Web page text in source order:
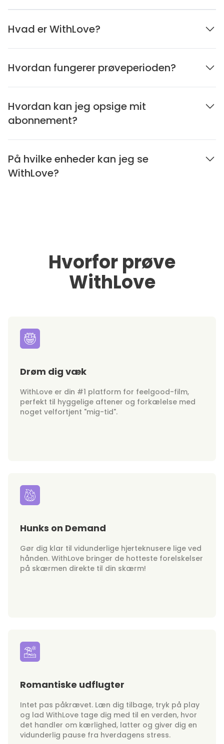
Hvad er WithLove?
Hvordan fungerer prøveperioden?
Hvordan kan jeg opsige mit
abonnement?
På hvilke enheder kan jeg se
WithLove?
Hvorfor prøve
WithLove
Drøm dig væk
WithLove er din #1 platform for feelgood-film,
perfekt til hyggelige aftener og forkælelse med
noget velfortjent "mig-tid".
Hunks on Demand
Gør dig klar til vidunderlige hjerteknusere lige ved
hånden. WithLove bringer de hotteste forelskelser
på skærmen direkte til din skærm!
Romantiske udflugter
Intet pas påkrævet. Læn dig tilbage, tryk på play
og lad WithLove tage dig med til en verden, hvor
det handler om kærlighed, latter og giver dig en
vidunderlig pause fra hverdagens stress.